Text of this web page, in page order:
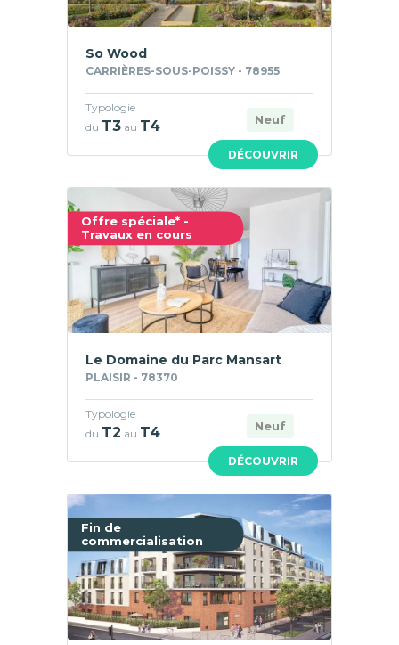
DÉCOUVRIR
So Wood
CARRIÈRES-SOUS-POISSY - 78955
Neuf
Typologie
du T3 au T4
Offre spéciale* -
Travaux en cours
DÉCOUVRIR
Le Domaine du Parc Mansart
PLAISIR - 78370
Neuf
Typologie
du T2 au T4
Fin de
commercialisation